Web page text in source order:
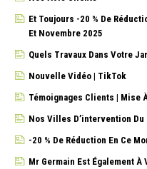
Et Toujours -20 % De
Et Novembre 2025
Quels Travaux Dans Votre
Nouvelle Vidéo | TikTok
Témoignages Clients | Mise
Nos Villes D’intervention Du
-20 % De Réduction En Ce
Mr Germain Est Également